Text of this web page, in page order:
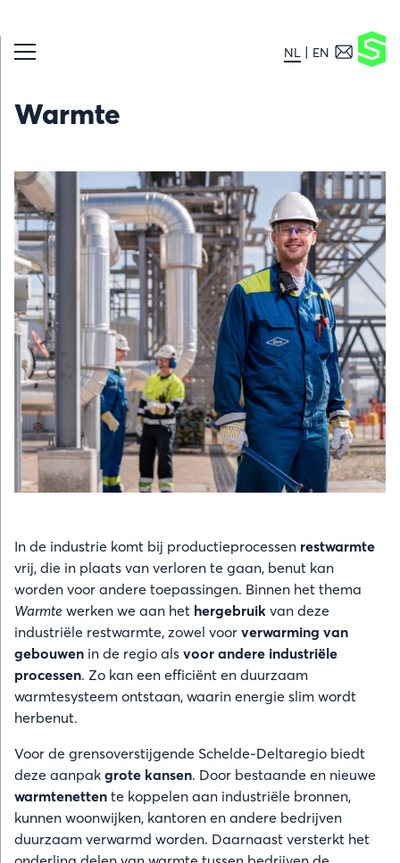
NL EN
Warmte
In de industrie komt bij productieprocessen restwarmte
vrij, die in plaats van verloren te gaan, benut kan
worden voor andere toepassingen. Binnen het thema
Warmte werken we aan het hergebruik van deze
industriële restwarmte, zowel voor verwarming van
gebouwen in de regio als voor andere industriële
processen. Zo kan een efficiënt en duurzaam
warmtesysteem ontstaan, waarin energie slim wordt
herbenut.
Voor de grensoverstijgende Schelde-Deltaregio biedt
deze aanpak grote kansen. Door bestaande en nieuwe
warmtenetten te koppelen aan industriële bronnen,
kunnen woonwijken, kantoren en andere bedrijven
duurzaam verwarmd worden. Daarnaast versterkt het